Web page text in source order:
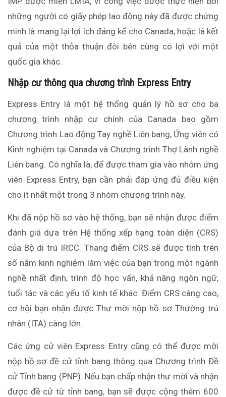
những người có giấy phép lao động này đã được chứng
minh là mang lại lợi ích đáng kể cho Canada, hoặc là kết
quả của một thỏa thuận đôi bên cùng có lợi với một
quốc gia khác.
Nhập cư thông qua chương trình Express Entry
Express Entry là một hệ thống quản lý hồ sơ cho ba
chương trình nhập cư chính của Canada bao gồm
Chương trình Lao động Tay nghề Liên bang, Ứng viên có
Kinh nghiệm tại Canada và Chương trình Thợ Lành nghề
Liên bang. Có nghĩa là, để được tham gia vào nhóm ứng
viên Express Entry, bạn cần phải đáp ứng đủ điều kiện
cho ít nhất một trong 3 nhóm chương trình này.
Khi đã nộp hồ sơ vào hệ thống, bạn sẽ nhận được điểm
đánh giá dựa trên Hệ thống xếp hạng toàn diện (CRS)
của Bộ di trú IRCC. Thang điểm CRS sẽ được tính trên
số năm kinh nghiệm làm việc của bạn trong một ngành
nghề nhất định, trình độ học vấn, khả năng ngôn ngữ,
tuổi tác và các yếu tố kinh tế khác. Điểm CRS càng cao,
cơ hội bạn nhận được Thư mời nộp hồ sơ Thường trú
nhân (ITA) càng lớn.
Các ứng cử viên Express Entry cũng có thể được mời
nộp hồ sơ đề cử tỉnh bang thông qua Chương trình Đề
cử Tỉnh bang (PNP). Nếu bạn chấp nhận thư mời và nhận
được đề cử từ tỉnh bang, bạn sẽ được cộng thêm 600